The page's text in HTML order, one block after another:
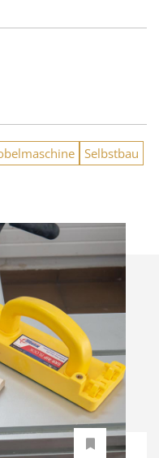
Selbstbau